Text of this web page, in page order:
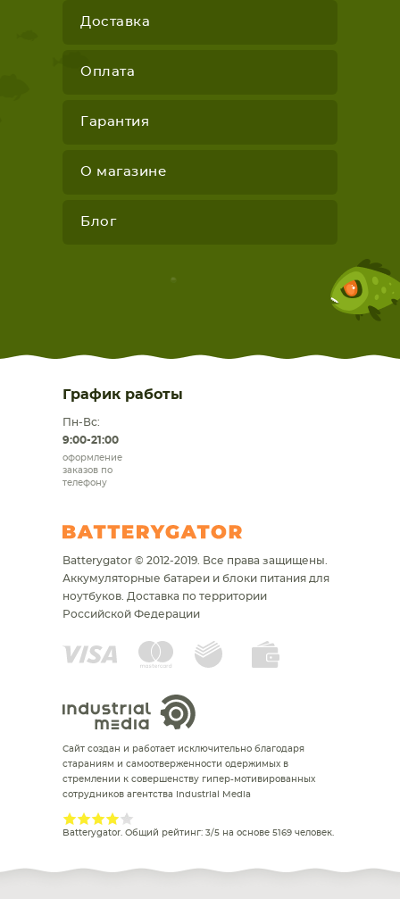
Доставка
Оплата
Гарантия
О магазине
Блог
График работы
Пн-Вс:
9:00-21:00
оформление
заказов по
телефону
Batterygator © 2012-2019. Все права защищены.
Аккумуляторные батареи и блоки питания для
ноутбуков. Доставка по территории
Российской Федерации
Сайт создан и работает исключительно благодаря
стараниям и самоотверженности одержимых в
стремлении к совершенству гипер-мотивированных
сотрудников агентства Industrial Media
Batterygator. Общий рейтинг: 3/5 на основе 5169 человек.